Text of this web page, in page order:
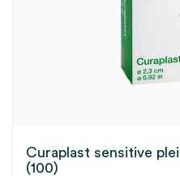
Curaplast sensitive
(100)